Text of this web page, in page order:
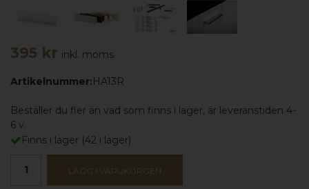
395 kr inkl. moms
Artikelnummer:HA13R
Beställer du fler än vad som finns i lager, är leveranstiden 4-
6 v.
Finns i lager (42 i lager)
LÄGG I VARUKORGEN